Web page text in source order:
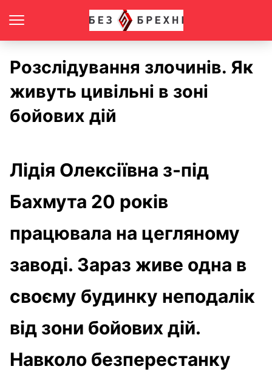
Розслідування злочинів. Як
живуть цивільні в зоні
бойових дій
Лідія Олексіївна з-під
Бахмута 20 років
працювала на цегляному
заводі. Зараз живе одна в
своєму будинку неподалік
від зони бойових дій.
Навколо безперестанку